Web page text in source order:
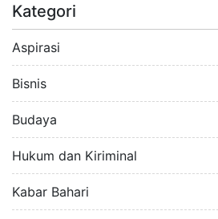
Kategori
Aspirasi
Bisnis
Budaya
Hukum dan Kiriminal
Kabar Bahari